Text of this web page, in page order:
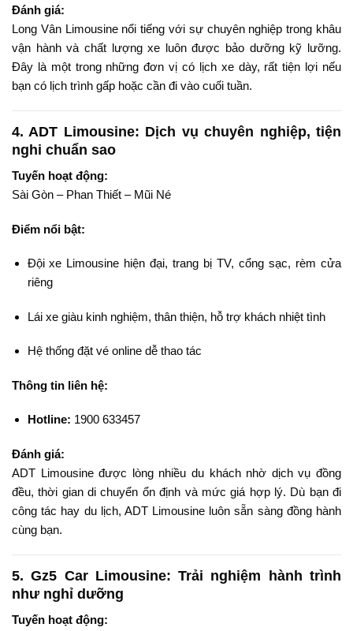
Đánh giá:
Long Vân Limousine nổi tiếng với sự chuyên nghiệp trong khâu
vận hành và chất lượng xe luôn được bảo dưỡng kỹ lưỡng.
Đây là một trong những đơn vị có lịch xe dày, rất tiện lợi nếu
bạn có lịch trình gấp hoặc cần đi vào cuối tuần.
4.ADT Limousine: Dịch vụ chuyên nghiệp, tiện
nghi chuẩn sao
Tuyến hoạt động:
Sài Gòn – Phan Thiết – Mũi Né
Điểm nổi bật:
Đội xe Limousine hiện đại, trang bị TV, cổng sạc, rèm cửa
riêng
Lái xe giàu kinh nghiệm, thân thiện, hỗ trợ khách nhiệt tình
Hệ thống đặt vé online dễ thao tác
Thông tin liên hệ:
Hotline: 1900 633457
Đánh giá:
ADT Limousine được lòng nhiều du khách nhờ dịch vụ đồng
đều, thời gian di chuyển ổn định và mức giá hợp lý. Dù bạn đi
công tác hay du lịch, ADT Limousine luôn sẵn sàng đồng hành
cùng bạn.
5.Gz5 Car Limousine: Trải nghiệm hành trình
như nghỉ dưỡng
Tuyến hoạt động: